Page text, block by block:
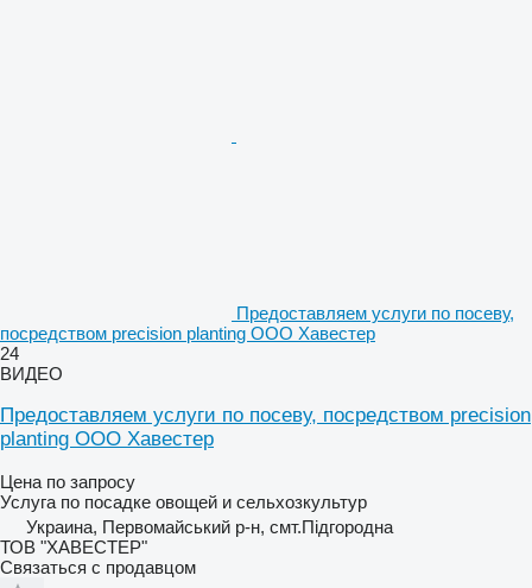
Предоставляем услуги по посеву,
посредством precision planting ООО Хавестер
24
ВИДЕО
Предоставляем услуги по посеву, посредством precision
planting ООО Хавестер
Цена по запросу
Услуга по посадке овощей и сельхозкультур
Украина, Первомайський р-н, смт.Підгородна
ТОВ "ХАВЕСТЕР"
Связаться с продавцом